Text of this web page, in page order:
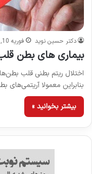
دکتر حسین نوید فوریه 10, 2014
بیماری های بطن
اختلال ریتم بطنی قلب
بنابراین معمولا آریتمی‌های
بیشتر بخوانید »